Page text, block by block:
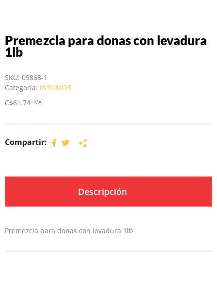
Premezcla para donas con levadura
1lb
SKU: 09868-1
Categoría: INSUMOS
C$61.74+IVA
Compartir:
Descripción
Premezcla para donas con levadura 1lb